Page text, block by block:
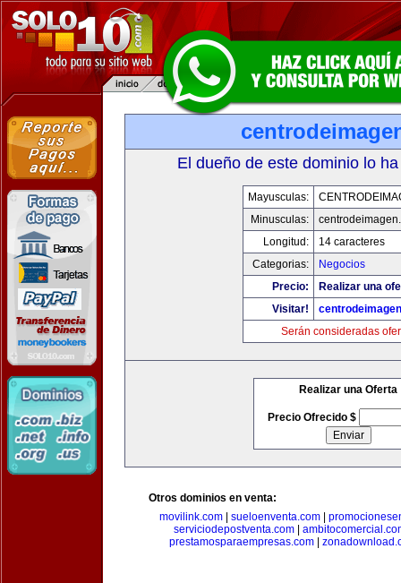
El dueño de este dominio lo
Mayusculas:
Minusculas:
Longitud:
14 caracteres
Categorias:
Negocios
Precio:
Realizar una
Visitar!
Serán consideradas
Realizar una Oferta
Precio Ofrecido $
Otros dominios en venta:
movilink.com
sueloenventa.com
serviciodepostventa.com
prestamosparaempresas.com